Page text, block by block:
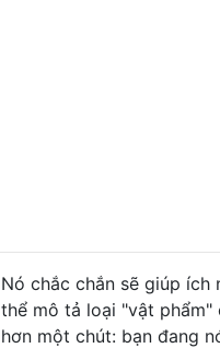
Nó chắc chắn sẽ giúp ích
thể mô tả loại "vật phẩm"
hơn một chút: bạn đang